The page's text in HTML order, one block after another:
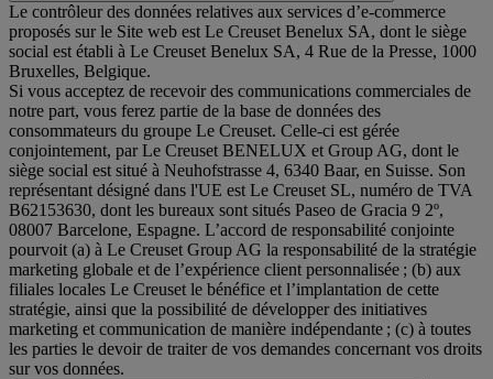
Le contrôleur des données relatives aux services d’e-commerce
proposés sur le Site web est Le Creuset Benelux SA, dont le siège
social est établi à Le Creuset Benelux SA, 4 Rue de la Presse, 1000
Bruxelles, Belgique.
Si vous acceptez de recevoir des communications commerciales de
notre part, vous ferez partie de la base de données des
consommateurs du groupe Le Creuset. Celle-ci est gérée
conjointement, par Le Creuset BENELUX et Group AG, dont le
siège social est situé à Neuhofstrasse 4, 6340 Baar, en Suisse. Son
représentant désigné dans l'UE est Le Creuset SL, numéro de TVA
B62153630, dont les bureaux sont situés Paseo de Gracia 9 2º,
08007 Barcelone, Espagne. L’accord de responsabilité conjointe
pourvoit (a) à Le Creuset Group AG la responsabilité de la stratégie
marketing globale et de l’expérience client personnalisée ; (b) aux
filiales locales Le Creuset le bénéfice et l’implantation de cette
stratégie, ainsi que la possibilité de développer des initiatives
marketing et communication de manière indépendante ; (c) à toutes
les parties le devoir de traiter de vos demandes concernant vos droits
sur vos données.